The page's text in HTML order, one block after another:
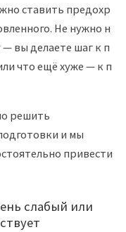
ставить предохр
. Не нужно н
— вы делаете шаг к п
что ещё хуже — к п
решить
и мы
привести
слабый или